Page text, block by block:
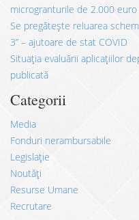
microgranturile de 2.000 euro
Se pregătește reluarea
3” – ajutoare de stat COVID
Situația evaluării aplicațiilor
publicată
Categorii
Media
Fonduri nerambursabile
Legislație
Noutăți
Resurse Umane
Recrutare